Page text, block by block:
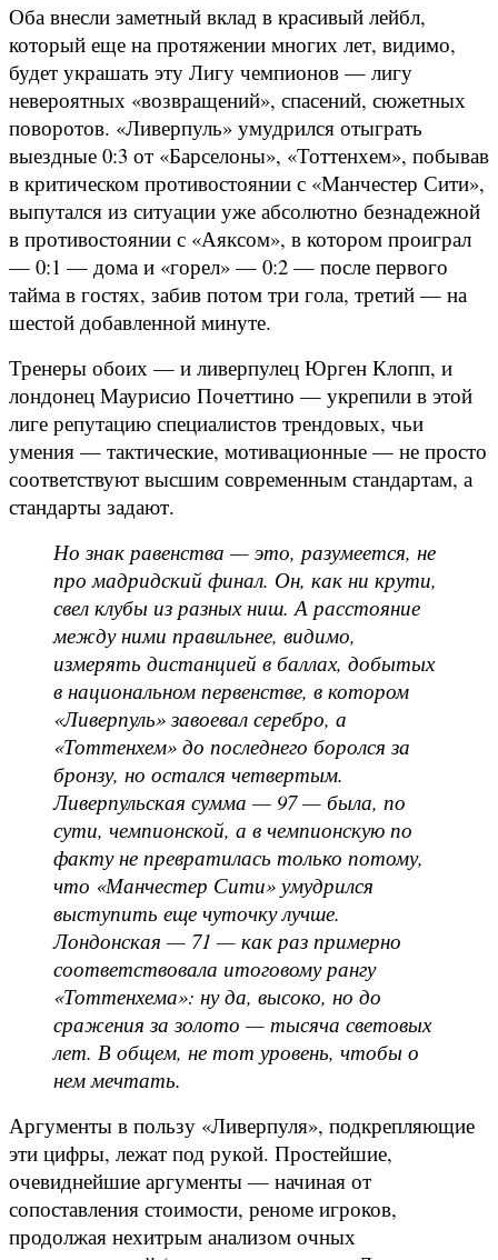
Оба внесли заметный вклад в красивый лейбл,
который еще на протяжении многих лет, видимо,
будет украшать эту Лигу чемпионов — лигу
невероятных «возвращений», спасений, сюжетных
поворотов. «Ливерпуль» умудрился отыграть
выездные 0:3 от «Барселоны», «Тоттенхем», побывав
в критическом противостоянии с «Манчестер Сити»,
выпутался из ситуации уже абсолютно безнадежной
в противостоянии с «Аяксом», в котором проиграл
— 0:1 — дома и «горел» — 0:2 — после первого
тайма в гостях, забив потом три гола, третий — на
шестой добавленной минуте.
Тренеры обоих — и ливерпулец Юрген Клопп, и
лондонец Маурисио Почеттино — укрепили в этой
лиге репутацию специалистов трендовых, чьи
умения — тактические, мотивационные — не просто
соответствуют высшим современным стандартам, а
стандарты задают.
Но знак равенства — это, разумеется, не
про мадридский финал. Он, как ни крути,
свел клубы из разных ниш. А расстояние
между ними правильнее, видимо,
измерять дистанцией в баллах, добытых
в национальном первенстве, в котором
«Ливерпуль» завоевал серебро, а
«Тоттенхем» до последнего боролся за
бронзу, но остался четвертым.
Ливерпульская сумма — 97 — была, по
сути, чемпионской, а в чемпионскую по
факту не превратилась только потому,
что «Манчестер Сити» умудрился
выступить еще чуточку лучше.
Лондонская — 71 — как раз примерно
соответствовала итоговому рангу
«Тоттенхема»: ну да, высоко, но до
сражения за золото — тысяча световых
лет. В общем, не тот уровень, чтобы о
нем мечтать.
Аргументы в пользу «Ливерпуля», подкрепляющие
эти цифры, лежат под рукой. Простейшие,
очевиднейшие аргументы — начиная от
сопоставления стоимости, реноме игроков,
продолжая нехитрым анализом очных